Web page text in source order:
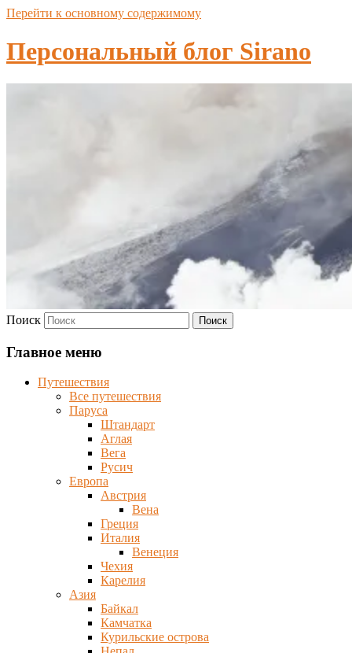
Перейти к основному содержимому
Персональный блог Sirano
Поиск
Главное меню
Путешествия
Все путешествия
Паруса
Штандарт
Аглая
Вега
Русич
Европа
Австрия
Вена
Греция
Италия
Венеция
Чехия
Карелия
Азия
Байкал
Камчатка
Курильские острова